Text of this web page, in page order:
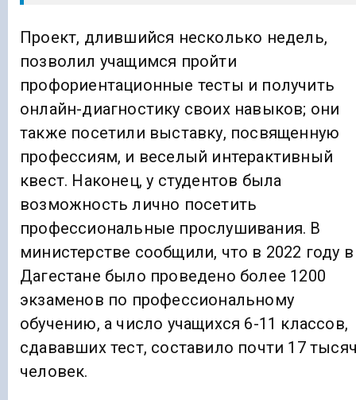
Проект, длившийся несколько недель,
позволил учащимся пройти
профориентационные тесты и получить
онлайн-диагностику своих навыков; они
также посетили выставку, посвященную
профессиям, и веселый интерактивный
квест. Наконец, у студентов была
возможность лично посетить
профессиональные прослушивания. В
министерстве сообщили, что в 2022 году в
Дагестане было проведено более 1200
экзаменов по профессиональному
обучению, а число учащихся 6-11 классов,
сдававших тест, составило почти 17
человек.